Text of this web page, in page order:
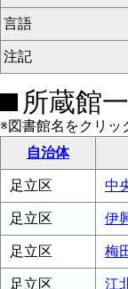
言語
注記
所蔵館
※図書館名をクリッ
自治体
足立区 中
足立区 伊
足立区 梅
足立区 江